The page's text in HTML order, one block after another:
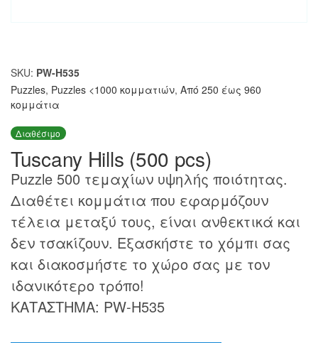
SKU: PW-H535
Puzzles, Puzzles <1000 κομματιών, Από 250 έως 960
κομμάτια
Διαθέσιμο
Tuscany Hills (500 pcs)
Puzzle 500 τεμαχίων υψηλής ποιότητας.
Διαθέτει κομμάτια που εφαρμόζουν
τέλεια μεταξύ τους, είναι ανθεκτικά και
δεν τσακίζουν. Εξασκήστε το χόμπι σας
και διακοσμήστε το χώρο σας με τον
ιδανικότερο τρόπο!
ΚΑΤΑΣΤΗΜΑ: PW-H535